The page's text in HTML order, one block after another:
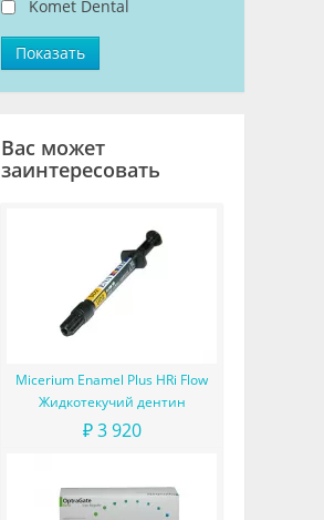
Komet Dental
Показать
Вас может
заинтересовать
Micerium Enamel Plus HRi Flow
Жидкотекучий дентин
₽ 3 920